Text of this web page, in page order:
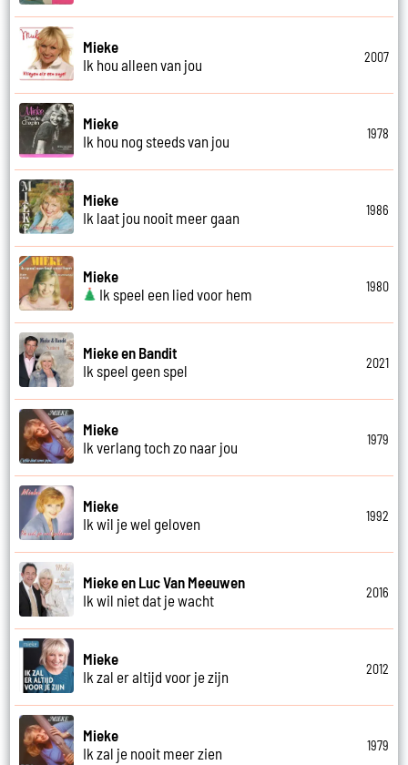
Mieke
Ik hou alleen van jou
2007
Mieke
Ik hou nog steeds van jou
1978
Mieke
Ik laat jou nooit meer gaan
1986
Mieke
Ik speel een lied voor hem
1980
Mieke en Bandit
Ik speel geen spel
2021
Mieke
Ik verlang toch zo naar jou
1979
Mieke
Ik wil je wel geloven
1992
Mieke en Luc Van Meeuwen
Ik wil niet dat je wacht
2016
Mieke
Ik zal er altijd voor je zijn
2012
Mieke
Ik zal je nooit meer zien
1979